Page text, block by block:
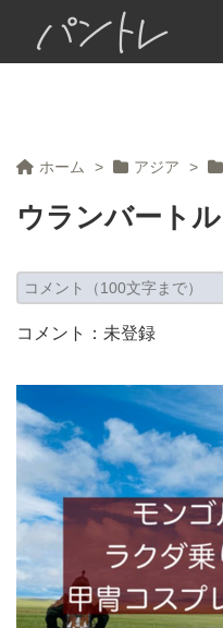
パントレ
ホーム > アジア >
ウランバートル
コメント：未登録